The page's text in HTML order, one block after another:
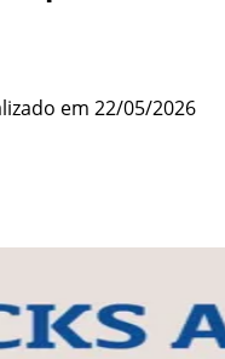
em 22/05/2026